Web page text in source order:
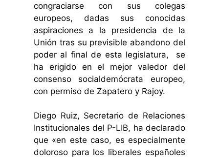
congraciarse con sus colegas
europeos, dadas sus conocidas
aspiraciones a la presidencia de la
Unión tras su previsible abandono del
poder al final de esta legislatura, se
ha erigido en el mejor valedor del
consenso socialdemócrata europeo,
con permiso de Zapatero y Rajoy.
Diego Ruiz, Secretario de Relaciones
Institucionales del P-LIB, ha declarado
que «en este caso, es especialmente
doloroso para los liberales españoles